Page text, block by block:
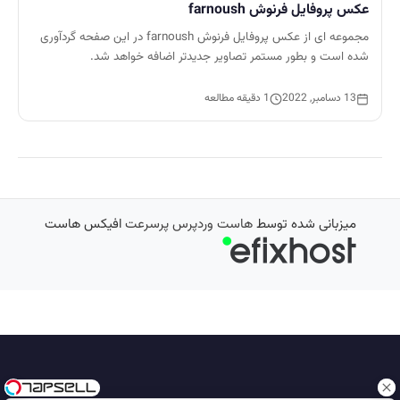
عکس پروفایل فرنوش farnoush
مجموعه ای از عکس پروفایل فرنوش farnoush در این صفحه گردآوری
شده است و بطور مستمر تصاویر جدیدتر اضافه خواهد شد.
13 دسامبر, 2022 1 دقیقه مطالعه
میزبانی شده توسطهاست وردپرس پرسرعتافیکس هاست